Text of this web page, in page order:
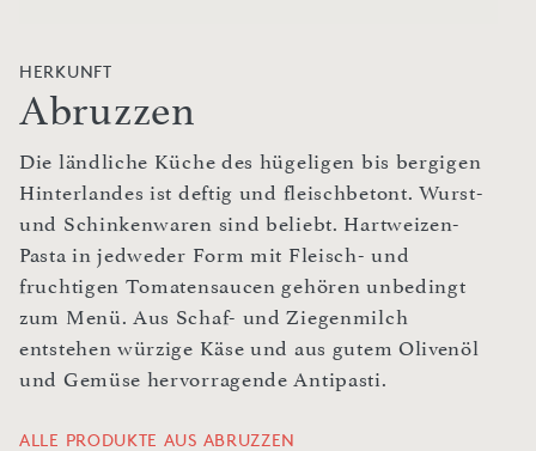
HERKUNFT
Abruzzen
Die ländliche Küche des hügeligen bis bergigen
Hinterlandes ist deftig und fleischbetont. Wurst-
und Schinkenwaren sind beliebt. Hartweizen-
Pasta in jedweder Form mit Fleisch- und
fruchtigen Tomatensaucen gehören unbedingt
zum Menü. Aus Schaf- und Ziegenmilch
entstehen würzige Käse und aus gutem Olivenöl
und Gemüse hervorragende Antipasti.
ALLE PRODUKTE AUS ABRUZZEN